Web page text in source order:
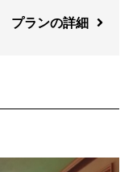
プランの詳細